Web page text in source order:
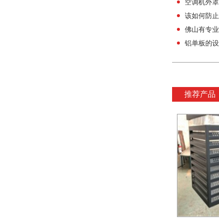
空调机外
该如何防
佛山有专
铝单板的
推荐产品